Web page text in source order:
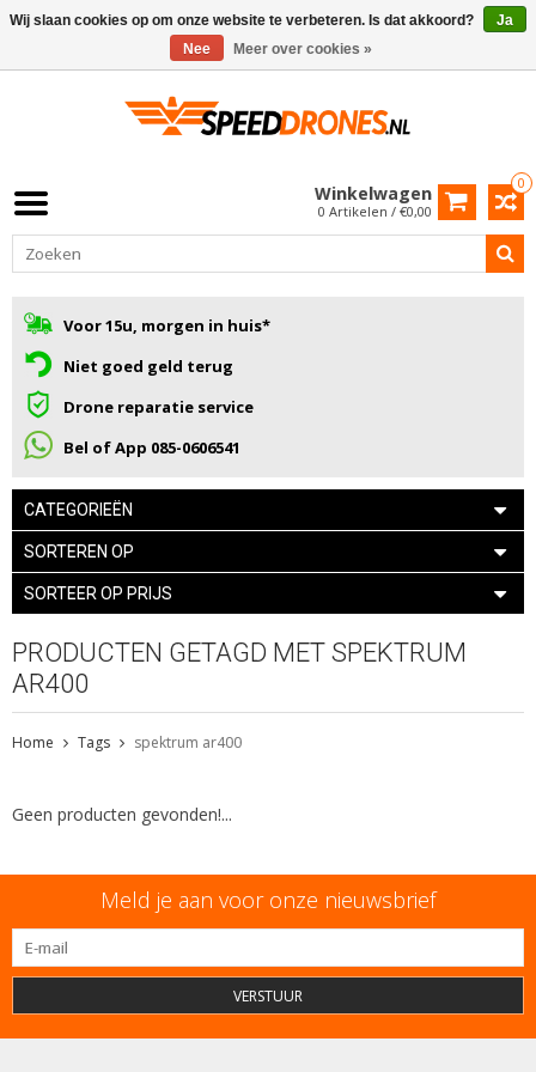
0
Winkelwagen
0 Artikelen / €0,00
Voor 15u, morgen in huis*
Niet goed geld terug
Drone reparatie service
Bel of App 085-0606541
CATEGORIEËN
SORTEREN OP
SORTEER OP PRIJS
PRODUCTEN GETAGD MET SPEKTRUM
AR400
Home Tags spektrum ar400
Geen producten gevonden!...
Meld je aan voor onze nieuwsbrief
VERSTUUR
Wij slaan cookies op om onze website te verbeteren. Is dat akkoord?
Ja
Nee
Meer over cookies »